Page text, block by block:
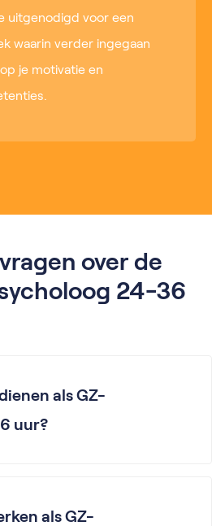
uitgenodigd voor een
waarin verder ingegaan
je motivatie en
over de
24-36
als GZ-
uur?
als GZ-